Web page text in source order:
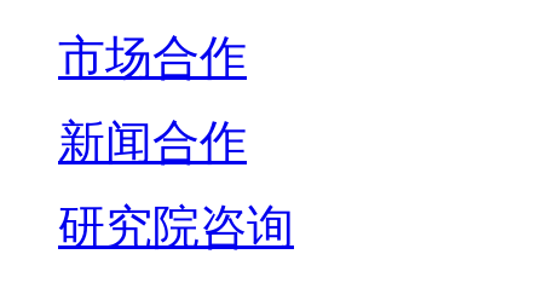
市场合作
新闻合作
研究院咨询